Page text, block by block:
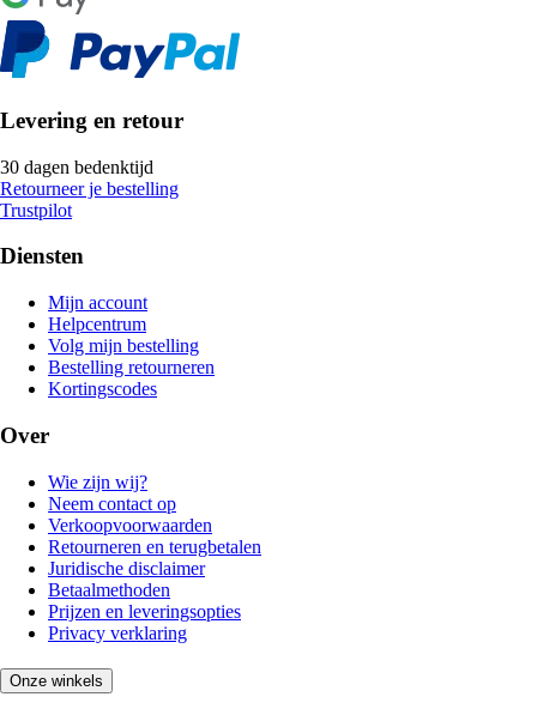
Levering en retour
30 dagen bedenktijd
Retourneer je bestelling
Trustpilot
Diensten
Mijn account
Helpcentrum
Volg mijn bestelling
Bestelling retourneren
Kortingscodes
Over
Wie zijn wij?
Neem contact op
Verkoopvoorwaarden
Retourneren en terugbetalen
Juridische disclaimer
Betaalmethoden
Prijzen en leveringsopties
Privacy verklaring
Onze winkels